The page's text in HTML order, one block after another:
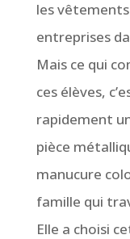
les
entreprises
Mais ce qui
ces élèves,
rapidement
pièce
manucure
famille qui
Elle a choisi